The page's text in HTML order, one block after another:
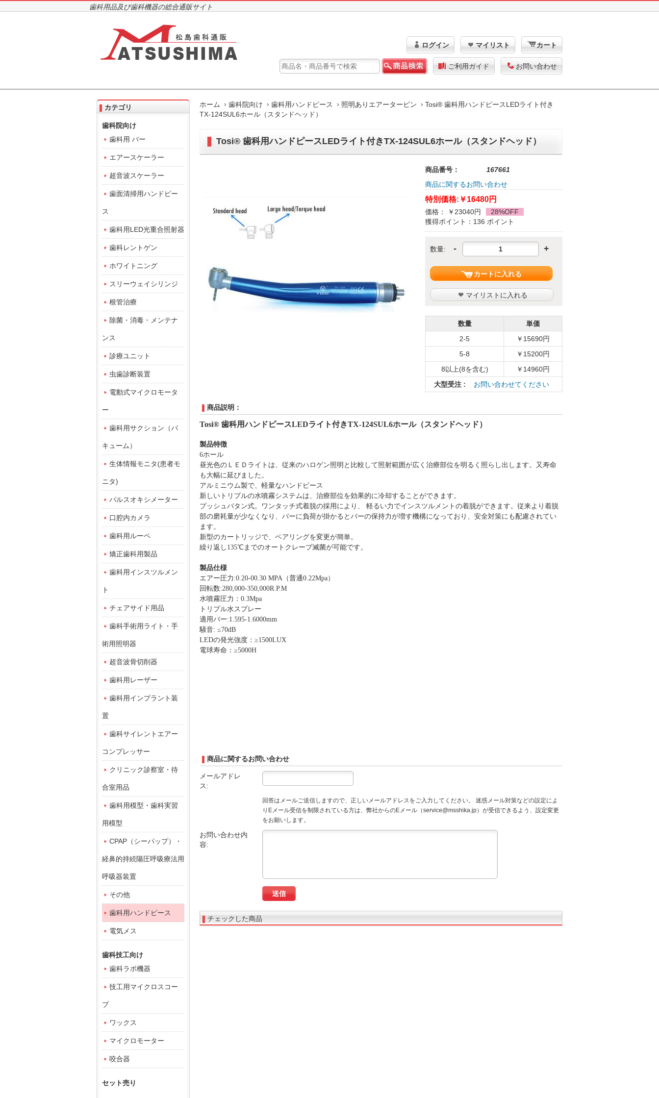
歯科用品及び歯科機器の総合通販サイト
ログイン マイリスト カート
ご利用ガイド お問い合わせ
ホーム 歯科院向け 歯科用ハンドピース 照明ありエアータービン
Tosi® 歯科用ハンドピースLEDライト付き
TX-124SUL6ホール（スタンドヘッド）
Tosi® 歯科用ハンドピースLEDライト付きTX-124SUL6ホール（スタンドヘッド）
商品番号：
167661
商品に関するお問い合わせ
特別価格: ￥16480円
価格： ￥23040円
28%OFF
獲得ポイント：136 ポイント
数量: - +
カートに入れる
マイリストに入れる
数量
単価
2-5
￥15690円
5-8
￥15200円
8以上(8を含む)
￥14960円
大型受注 : お問い合わせてください
商品説明：
Tosi® 歯科用ハンドピースLEDライ ト付きTX-124SUL6ホール（スタンドヘッド）
製品特徴
6ホール
昼光色のＬＥＤライトは、従来のハロゲン照明と比較して照射範囲が広く治療部位を明るく照らし出します。又寿命
も大幅に延びました。
アルミニウム製で、 軽量なハンドピース
新しいトリプルの水噴霧システムは、治療部位を効果的に冷却することができます。
プッシュバタン式。ワンタッチ式着脱の採用により、 軽るい力でインスツルメントの着脱ができます。従来より着脱
部の磨耗量が少なくなり、バーに負荷が掛かるとバーの保持力が増す機構になっており、安全対策にも配慮されてい
ます。
新型のカートリッジで、 ベアリングを変更が簡単。
繰り返し135℃までのオートクレーブ滅菌が可能です。
製品仕様
エアー圧力 :0.20-00.30 MPA（普通0.22Mpa）
回転数:280,000-350,000R.P.M
水噴霧圧力 ：0.3Mpa
トリプル水スプレー
適用バー:1.595-1.6000mm
騒音: ≤70dB
LEDの発光強度：≥1500LUX
電球寿命 ：≥5000H
商品に関するお問い合わせ
メールアドレ
ス:
回答はメールご送信しますので、正しいメールアドレスをご入力してください。 迷惑メール対策などの設定によ
りEメール受信を制限されている方は、弊社からのEメール（service@msshika.jp）が受信できるよう、設定変更
をお願いします。
お問い合わせ内
容:
チェックした商品
カテゴリ
歯科院向け
歯科用 バー
エアースケーラー
超音波スケーラー
歯面清掃用ハンドピー
ス
歯科用LED光重合照射器
歯科レントゲン
ホワイトニング
スリーウェイシリンジ
根管治療
除菌・消毒・メンテナ
ンス
診療ユニット
虫歯診断装置
電動式マイクロモータ
ー
歯科用サクション（バ
キューム）
生体情報モニタ(患者モ
ニタ)
パルスオキシメーター
口腔内カメラ
歯科用ルーペ
矯正歯科用製品
歯科用インスツルメン
ト
チェアサイド用品
歯科手術用ライト・手
術用照明器
超音波骨切削器
歯科用レーザー
歯科用インプラント装
置
歯科サイレントエアー
コンプレッサー
クリニック診察室・待
合室用品
歯科用模型・歯科実習
用模型
CPAP（シーパップ）・
経鼻的持続陽圧呼吸療法用
呼吸器装置
その他
歯科用ハンドピース
電気メス
歯科技工向け
歯科ラボ機器
技工用マイクロスコー
プ
ワックス
マイクロモーター
咬合器
セット売り